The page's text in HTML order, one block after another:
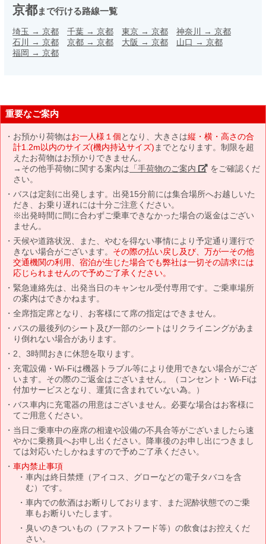
京都まで行ける路線一覧
埼玉 → 京都 千葉 → 京都 東京 → 京都 神奈川 → 京都
石川 → 京都 京都 → 京都 大阪 → 京都 山口 → 京都
福岡 → 京都
重要なご案内
お預かり荷物はお一人様１個となり、大きさは縦・横・高さの合
計1.2m以内のサイズ(機内持込サイズ) までとなります。制限を超
えたお荷物はお預かりできません。
→その他手荷物に関する案内は 「手荷物のご案内」 をご確認くだ
さい。
バスは定刻に出発します。出発15分前には集合場所へお越しいた
だき、お乗り遅れには十分ご注意ください。
※出発時間に間に合わずご乗車できなかった場合の返金はござい
ません。
天候や道路状況、また、やむを得ない事情により予定通り運行で
きない場合がございます。 その際の払い戻し及び、万が一その他
交通機関の利用、宿泊が生じた場合でも弊社は一切その請求には
応じられませんので予めご了承ください。
緊急連絡先は、出発当日のキャンセル受付専用です。ご乗車場所
の案内はできかねます。
全席指定席となり、お客様にて席の指定はできません。
バスの最後列のシート及び一部のシートはリクライニングがあま
り倒れない場合があります。
2、3時間おきに休憩を取ります。
充電設備・Wi-Fiは機器トラブル等により使用できない場合がござ
います。その際のご返金はございません。（コンセント・Wi-Fiは
付加サービスとなり、運賃に含まれていない為。）
バス車内に充電器の用意はございません。必要な場合はお客様に
てご用意ください。
当日ご乗車中の座席の相違や設備の不具合等がございましたら速
やかに乗務員へお申し出ください。降車後のお申し出につきまし
ては対応いたしかねますので予めご了承ください。
車内禁止事項
車内は終日禁煙（アイコス、グローなどの電子タバコを含
む）です。
車内での飲酒はお断りしております、また泥酔状態でのご乗
車もお断りいたします。
臭いのきついもの（ファストフード等）の飲食はお控えくだ
さい。